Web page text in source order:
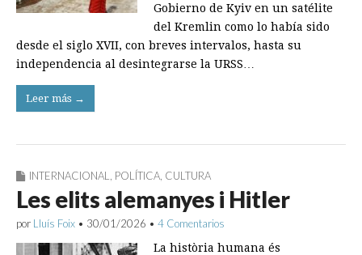
Gobierno de Kyiv en un satélite
del Kremlin como lo había sido
desde el siglo XVII, con breves intervalos, hasta su
independencia al desintegrarse la URSS…
Leer más →
INTERNACIONAL POLÍTICA CULTURA
Les elits alemanyes i Hitler
por Lluís Foix • 30/01/2026 • 4 Comentarios
La història humana és